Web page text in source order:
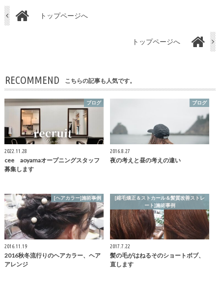
トップページへ
トップページへ
RECOMMEND こちらの記事も人気です。
ブログ
2022.11.28
cee aoyamaオープニングスタッフ
募集します
ブログ
2016.8.27
夜の考えと昼の考えの違い
[ヘアカラー]施術事例
2016.11.19
2016秋冬流行りのヘアカラー、ヘア
アレンジ
[縮毛矯正＆ストカール＆髪質改善ストレ
ート]施術事例
2017.7.22
髪の毛がはねるそのショートボブ、
直します